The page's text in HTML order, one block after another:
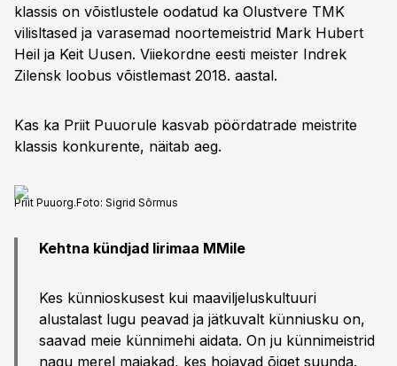
klassis on võistlustele oodatud ka Olustvere TMK
vilisltased ja varasemad noortemeistrid Mark Hubert
Heil ja Keit Uusen. Viiekordne eesti meister Indrek
Zilensk loobus võistlemast 2018. aastal.
Kas ka Priit Puuorule kasvab pöördatrade meistrite
klassis konkurente, näitab aeg.
Priit Puuorg.Foto: Sigrid Sõrmus
Kehtna kündjad Iirimaa MMile
Kes künnioskusest kui maaviljeluskultuuri
alustalast lugu peavad ja jätkuvalt künniusku on,
saavad meie künnimehi aidata. On ju künnimeistrid
nagu merel majakad, kes hoiavad õiget suunda.